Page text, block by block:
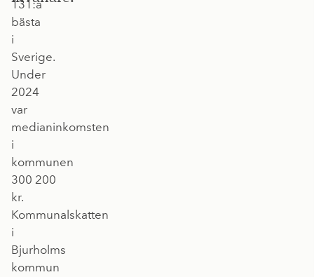
131:a
bästa
i
Sverige.
Under
2024
var
medianinkomsten
i
kommunen
300 200
kr.
Kommunalskatten
i
Bjurholms
kommun